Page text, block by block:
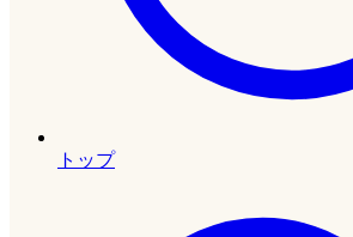
トップ